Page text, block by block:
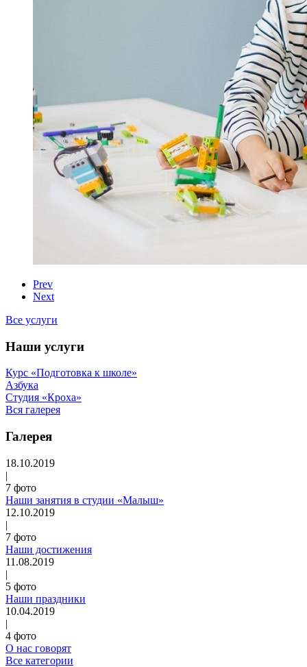
Prev
Next
Все услуги
Наши услуги
Курс «Подготовка к школе»
Азбука
Студия «Кроха»
Вся галерея
Галерея
18.10.2019
|
7 фото
Наши занятия в студии «Малыш»
12.10.2019
|
7 фото
Наши достижения
11.08.2019
|
5 фото
Наши праздники
10.04.2019
|
4 фото
О нас говорят
Все категории